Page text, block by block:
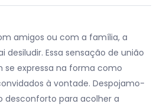
amigos ou com a família, a
desiludir. Essa sensação de união
expressa na forma como
à vontade. Despojamo-
desconforto para acolher a